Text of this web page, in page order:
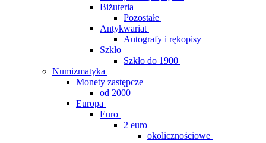
Biżuteria
Pozostałe
Antykwariat
Autografy i rękopisy
Szkło
Szkło do 1900
Numizmatyka
Monety zastępcze
od 2000
Europa
Euro
2 euro
okolicznościowe